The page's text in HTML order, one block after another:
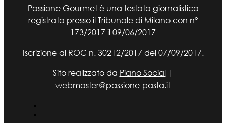
Passione Gourmet è una testata giornalistica
registrata presso il Tribunale di Milano con n°
173/2017 il 09/06/2017
Iscrizione al ROC n. 30212/2017 del 07/09/2017.
Sito realizzato da Piano Social|
webmaster@passione-pasta.it